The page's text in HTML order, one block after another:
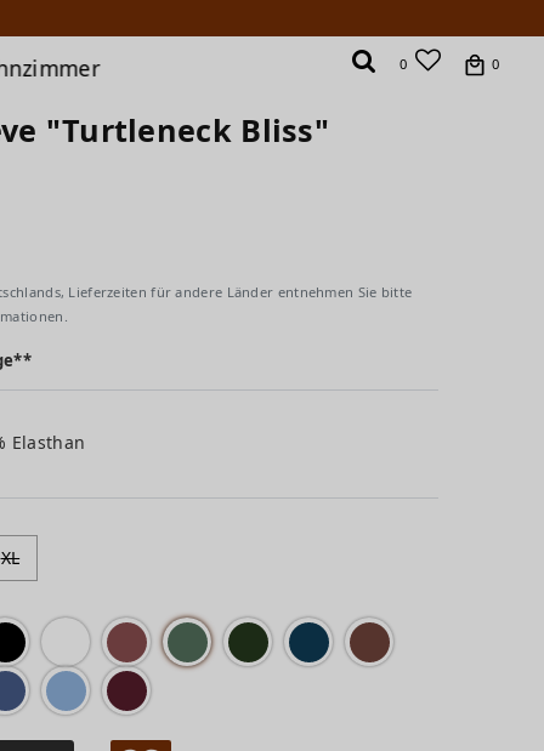
0 0
"Turtleneck Bliss"
Lieferzeiten für andere Länder entnehmen Sie bitte
Elasthan
XL